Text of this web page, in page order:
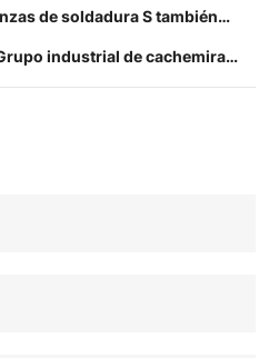
de soldadura S también
industrial de cachemira